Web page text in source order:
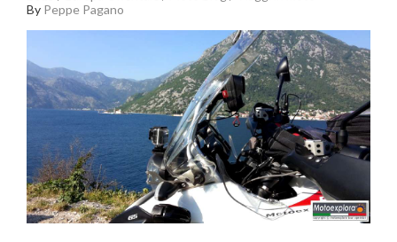
By Peppe Pagano